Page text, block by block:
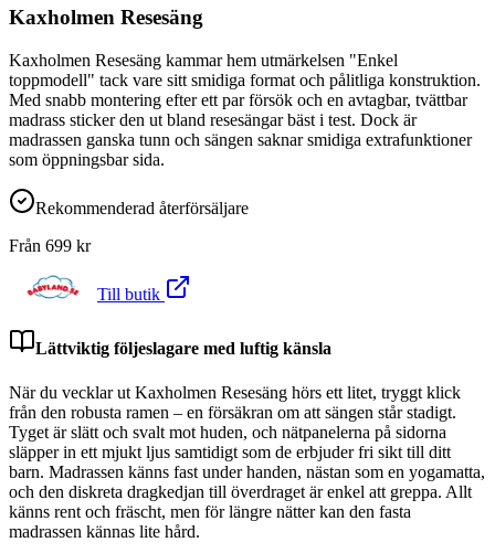
Kaxholmen Resesäng
Kaxholmen Resesäng kammar hem utmärkelsen "Enkel
toppmodell" tack vare sitt smidiga format och pålitliga konstruktion.
Med snabb montering efter ett par försök och en avtagbar, tvättbar
madrass sticker den ut bland resesängar bäst i test. Dock är
madrassen ganska tunn och sängen saknar smidiga extrafunktioner
som öppningsbar sida.
Rekommenderad återförsäljare
Från 699 kr
Till butik
Lättviktig följeslagare med luftig känsla
När du vecklar ut Kaxholmen Resesäng hörs ett litet, tryggt klick
från den robusta ramen – en försäkran om att sängen står stadigt.
Tyget är slätt och svalt mot huden, och nätpanelerna på sidorna
släpper in ett mjukt ljus samtidigt som de erbjuder fri sikt till ditt
barn. Madrassen känns fast under handen, nästan som en yogamatta,
och den diskreta dragkedjan till överdraget är enkel att greppa. Allt
känns rent och fräscht, men för längre nätter kan den fasta
madrassen kännas lite hård.